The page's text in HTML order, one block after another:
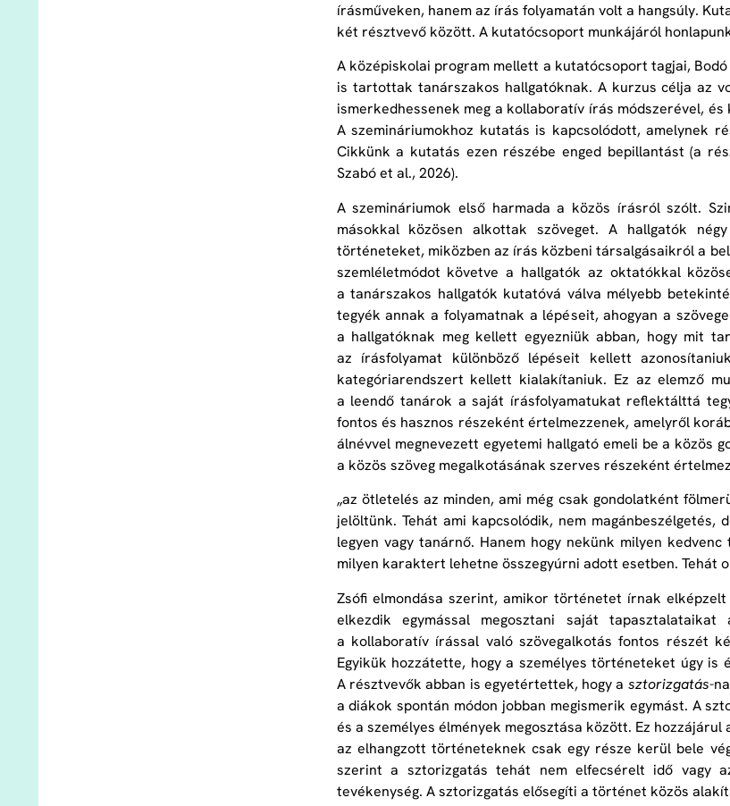
írásműveken, hanem az írás folyamatán volt a hangsúly.
két résztvevő között. A kutatócsoport munkájáról
A középiskolai program mellett a kutatócsoport tagjai,
is tartottak tanárszakos hallgatóknak. A kurzus célja az
ismerkedhessenek meg a kollaboratív írás módszerével,
A szemináriumokhoz kutatás is kapcsolódott, amelynek
Cikkünk a kutatás ezen részébe enged bepillantást (a
Szabó et al., 2026).
A szemináriumok első harmada a közös írásról szólt.
másokkal közösen alkottak szöveget. A hallgatók
történeteket, miközben az írás közbeni társalgásaikról a
szemléletmódot követve a hallgatók az oktatókkal
a tanárszakos hallgatók kutatóvá válva mélyebb
tegyék annak a folyamatnak a lépéseit, ahogyan a
a hallgatóknak meg kellett egyezniük abban, hogy mit
az írásfolyamat különböző lépéseit kellett
kategóriarendszert kellett kialakítaniuk. Ez az elemző
a leendő tanárok a saját írásfolyamatukat reflektálttá
fontos és hasznos részeként értelmezzenek, amelyről
álnévvel megnevezett egyetemi hallgató emeli be a közös
a közös szöveg megalkotásának szerves részeként
„az ötletelés az minden, ami még csak gondolatként
jelöltünk. Tehát ami kapcsolódik, nem
legyen vagy tanárnő. Hanem hogy nekünk milyen
milyen karaktert lehetne összegyúrni adott esetben. Tehát
Zsófi elmondása szerint, amikor történetet írnak
elkezdik egymással megosztani saját
a kollaboratív írással való szövegalkotás fontos részét
Egyikük hozzátette, hogy a személyes történeteket úgy
A résztvevők abban is egyetértettek, hogy a sztorizgatás-
a diákok spontán módon jobban megismerik egymást. A
és a személyes élmények megosztása között. Ez
az elhangzott történeteknek csak egy része kerül bele
szerint a sztorizgatás tehát nem elfecsérelt idő vagy
tevékenység. A sztorizgatás elősegíti a történet közös